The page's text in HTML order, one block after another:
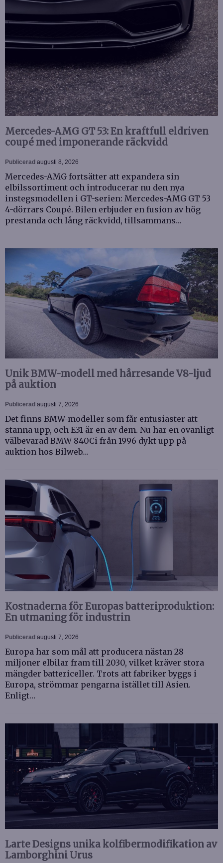
Mercedes-AMG GT 53: En kraftfull eldriven
coupé med imponerande räckvidd
Publicerad augusti 8, 2026
Mercedes-AMG fortsätter att expandera sin
elbilssortiment och introducerar nu den nya
instegsmodellen i GT-serien: Mercedes-AMG GT 53
4-dörrars Coupé. Bilen erbjuder en fusion av hög
prestanda och lång räckvidd, tillsammans…
Unik BMW-modell med hårresande V8-ljud
på auktion
Publicerad augusti 7, 2026
Det finns BMW-modeller som får entusiaster att
stanna upp, och E31 är en av dem. Nu har en ovanligt
välbevarad BMW 840Ci från 1996 dykt upp på
auktion hos Bilweb…
Kostnaderna för Europas batteriproduktion:
En utmaning för industrin
Publicerad augusti 7, 2026
Europa har som mål att producera nästan 28
miljoner elbilar fram till 2030, vilket kräver stora
mängder battericeller. Trots att fabriker byggs i
Europa, strömmar pengarna istället till Asien.
Enligt…
Larte Designs unika kolfibermodifikation av
Lamborghini Urus